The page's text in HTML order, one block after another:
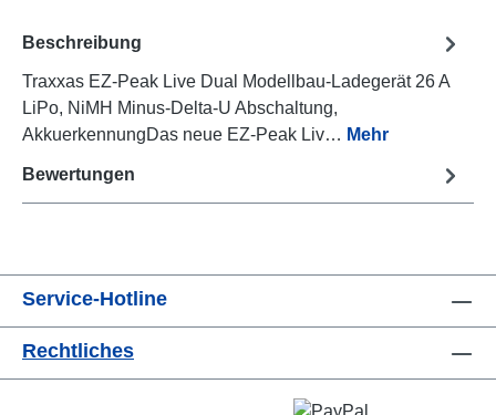
Beschreibung
Traxxas EZ-Peak Live Dual Modellbau-Ladegerät 26 A
LiPo, NiMH Minus-Delta-U Abschaltung,
AkkuerkennungDas neue EZ-Peak Liv… Mehr
Bewertungen
Service-Hotline
Rechtliches